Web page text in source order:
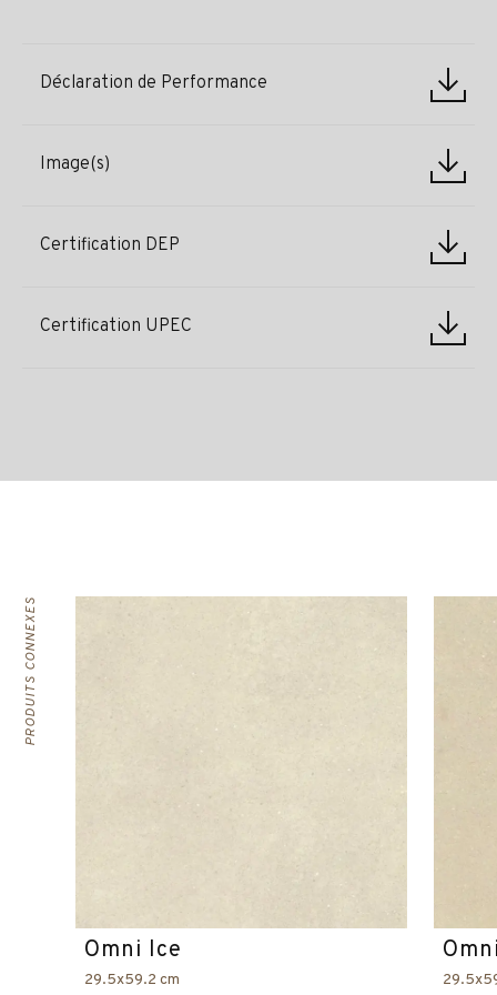
Déclaration de Performance
Image(s)
Certification DEP
Certification UPEC
PRODUITS CONNEXES
Omni Ice
29.5x59.2 cm